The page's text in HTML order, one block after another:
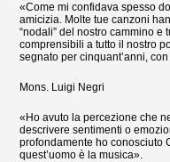
«Come mi confidava spesso
amicizia. Molte tue canzoni
“nodali” del nostro cammino
comprensibili a tutto il nostro
segnato per cinquant’anni,
Mons. Luigi Negri
«Ho avuto la percezione che
descrivere sentimenti o
profondamente ho conosciuto
quest’uomo è la musica».